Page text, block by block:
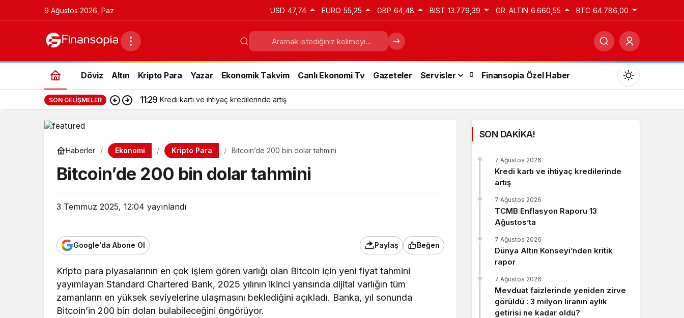
9 Ağustos 2026, Paz USD 47,74 EURO 55,25 GBP 64,48 BIST 13.779,39 GR. ALTIN 6.660,55 BTC 64.786,00
Döviz Altın Kripto Para Yazar Ekonomik Takvim Canlı Ekonomi Tv Gazeteler Servisler Finansopia Özel Haber
Gündüz modunu seçin.
Gece Modu
Gece modunu seçin.
Sistem Modu
Sistem modunu seçin.
SON GELIŞMELER 11:29 Kredi kartı ve ihtiyaç kredilerinde artış
Haberler Ekonomi Kripto Para Bitcoin’de 200 bin dolar tahmini
Bitcoin’de 200 bin dolar tahmini
3 Temmuz 2025, 12:04 yayınlandı
Google'da Abone Ol Paylaş Beğen
Kripto para piyasalarının en çok işlem gören varlığı olan Bitcoin için yeni fiyat tahmini
yayımlayan Standard Chartered Bank, 2025 yılının ikinci yarısında dijital varlığın tüm
zamanların en yüksek seviyelerine ulaşmasını beklediğini açıkladı. Banka, yıl sonunda
Bitcoin’in 200 bin doları bulabileceğini öngörüyor.
SON DAKİKA!
Kredi kartı ve ihtiyaç kredilerinde
artış
7 Ağustos 2026
TCMB Enflasyon Raporu 13
Ağustos’ta
7 Ağustos 2026
Dünya Altın Konseyi’nden kritik
rapor
7 Ağustos 2026
Mevduat faizlerinde yeniden zirve
görüldü : 3 milyon liranın aylık
getirisi ne kadar oldu?
7 Ağustos 2026